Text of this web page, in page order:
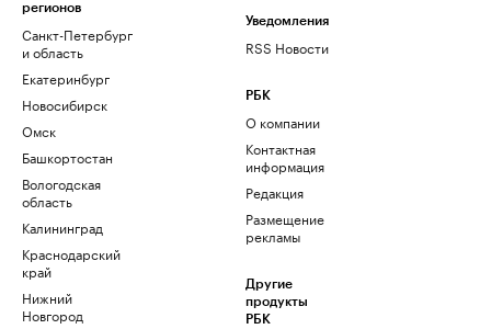
регионов
Санкт-Петербург
и область
Екатеринбург
Новосибирск
Омск
Башкортостан
Вологодская
область
Калининград
Краснодарский
край
Нижний
Новгород
Уведомления
RSS Новости
РБК
О компании
Контактная
информация
Редакция
Размещение
рекламы
Другие
продукты
РБК